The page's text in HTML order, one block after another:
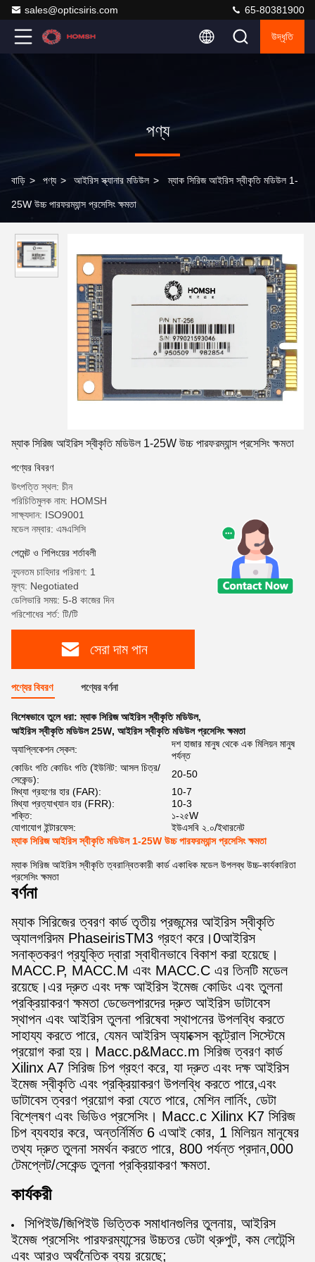
sales@opticsiris.com 65-80381900
উদ্ধৃতি
পণ্য
বাড়ি > পণ্য > আইরিস স্ক্যানার মডিউল > ম্যাক সিরিজ আইরিস স্বীকৃতি মডিউল 1-
25W উচ্চ পারফরম্যান্স প্রসেসিং ক্ষমতা
ম্যাক সিরিজ আইরিস স্বীকৃতি মডিউল 1-25W উচ্চ পারফরম্যান্স প্রসেসিং ক্ষমতা
পণ্যের বিবরণ
উৎপত্তি স্থল: চীন
পরিচিতিমুলক নাম: HOMSH
সাক্ষ্যদান: ISO9001
মডেল নম্বার: এমএসিসি
পেমেন্ট ও শিপিংয়ের শর্তাবলী
ন্যূনতম চাহিদার পরিমাণ: 1
মূল্য: Negotiated
ডেলিভারি সময়: 5-8 কাজের দিন
পরিশোধের শর্ত: টি/টি
সেরা দাম পান
পণ্যের বিবরণ পণ্যের বর্ণনা
বিশেষভাবে তুলে ধরা:ম্যাক সিরিজ আইরিস স্বীকৃতি মডিউল,
আইরিস স্বীকৃতি মডিউল 25W, আইরিস স্বীকৃতি মডিউল প্রসেসিং ক্ষমতা
অ্যাপ্লিকেশন স্কেল:
দশ হাজার মানুষ থেকে এক মিলিয়ন মানুষ
পর্যন্ত
কোডিং গতি কোডিং গতি (ইউনিট: আসল চিত্র/
সেকেন্ড):
20-50
মিথ্যা গ্রহণের হার (FAR):
10-7
মিথ্যা প্রত্যাখ্যান হার (FRR):
10-3
শক্তি:
১-২৫W
যোগাযোগ ইন্টারফেস:
ইউএসবি ২.০/ইথারনেট
ম্যাক সিরিজ আইরিস স্বীকৃতি মডিউল 1-25W উচ্চ পারফরম্যান্স প্রসেসিং ক্ষমতা
ম্যাক সিরিজ আইরিস স্বীকৃতি ত্বরান্বিতকারী কার্ড একাধিক মডেল উপলব্ধ উচ্চ-কার্যকারিতা
প্রসেসিং ক্ষমতা
বর্ণনা
ম্যাক সিরিজের ত্বরণ কার্ড তৃতীয় প্রজন্মের আইরিস স্বীকৃতি
অ্যালগরিদম PhaseirisTM3 গ্রহণ করে।0আইরিস
সনাক্তকরণ প্রযুক্তি দ্বারা স্বাধীনভাবে বিকাশ করা হয়েছে।
MACC.P, MACC.M এবং MACC.C এর তিনটি মডেল
রয়েছে।এর দ্রুত এবং দক্ষ আইরিস ইমেজ কোডিং এবং তুলনা
প্রক্রিয়াকরণ ক্ষমতা ডেভেলপারদের দ্রুত আইরিস ডাটাবেস
স্থাপন এবং আইরিস তুলনা পরিষেবা স্থাপনের উপলব্ধি করতে
সাহায্য করতে পারে, যেমন আইরিস অ্যাক্সেস কন্ট্রোল সিস্টেমে
প্রয়োগ করা হয়। Macc.p&Macc.m সিরিজ ত্বরণ কার্ড
Xilinx A7 সিরিজ চিপ গ্রহণ করে, যা দ্রুত এবং দক্ষ আইরিস
ইমেজ স্বীকৃতি এবং প্রক্রিয়াকরণ উপলব্ধি করতে পারে,এবং
ডাটাবেস ত্বরণ প্রয়োগ করা যেতে পারে, মেশিন লার্নিং, ডেটা
বিশ্লেষণ এবং ভিডিও প্রসেসিং। Macc.c Xilinx K7 সিরিজ
চিপ ব্যবহার করে, অন্তর্নির্মিত 6 এআই কোর, 1 মিলিয়ন মানুষের
তথ্য দ্রুত তুলনা সমর্থন করতে পারে, 800 পর্যন্ত প্রদান,000
টেমপ্লেট/সেকেন্ড তুলনা প্রক্রিয়াকরণ ক্ষমতা.
কার্যকরী
সিপিইউ/জিপিইউ ভিত্তিক সমাধানগুলির তুলনায়, আইরিস
ইমেজ প্রসেসিং পারফরম্যান্সের উচ্চতর ডেটা থ্রুপুট, কম লেটেন্সি
এবং আরও অর্থনৈতিক ব্যয় রয়েছে;